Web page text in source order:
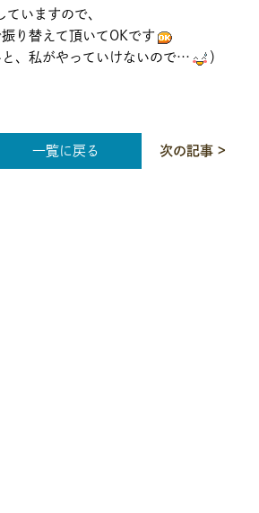
いますので、
り替えて頂いてOKです
と、私がやっていけないので…
）
一覧に戻る 次の記事 >